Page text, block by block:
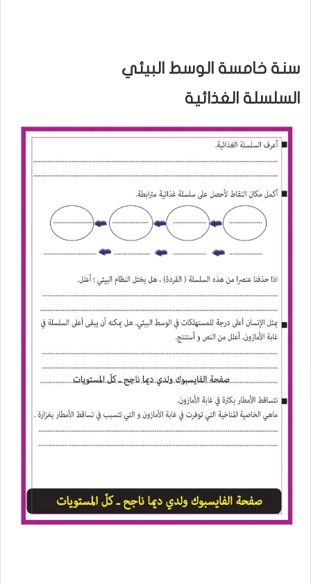
سنة خامسة الوسط البيئي
السلسلة الغذائية